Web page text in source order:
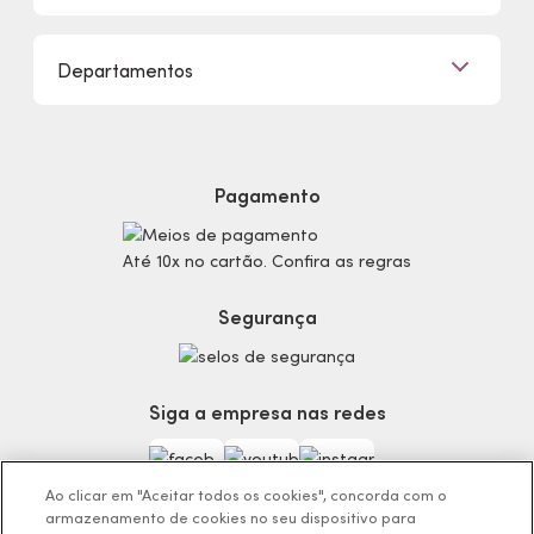
Trabalhe Conosco
Mapa do Site
Preferências de Cookies
Consumidor.gov.br
Código de defesa do consumidor
Trocas e Devoluções
Departamentos
Produtos Masculinos
Teste do Tom de Base
Teste da Fragrância Perfeita
Encontre o Presente Ideal!
Beauty Week
Guia da Beleza Eudora
Pagamento
Até 10x no cartão. Confira as regras
Segurança
Siga a empresa nas redes
Ao clicar em "Aceitar todos os cookies", concorda com o
armazenamento de cookies no seu dispositivo para